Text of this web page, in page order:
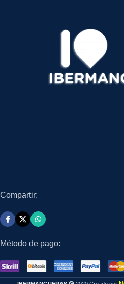
Compartir:
Método de pago: